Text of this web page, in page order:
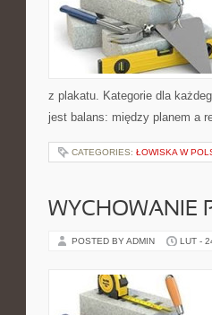
z plakatu. Kategorie dla
jest balans: między planem a
CATEGORIES: ŁOWISKA W
WYCHOWANIE
POSTED BY ADMIN LUT -